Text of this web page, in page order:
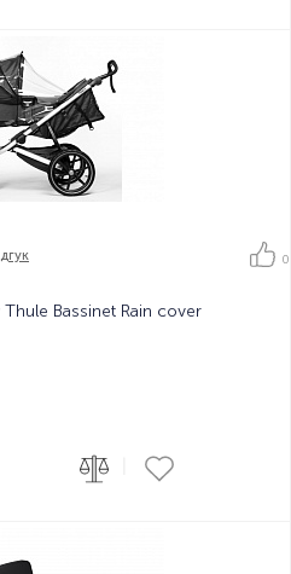
0
Bassinet Rain cover